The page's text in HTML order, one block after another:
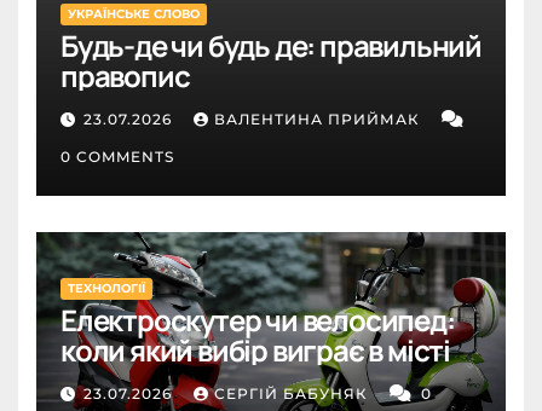
УКРАЇНСЬКЕ СЛОВО
Будь-де чи будь де: правильний
правопис
23.07.2026 ВАЛЕНТИНА ПРИЙМАК
0 COMMENTS
ТЕХНОЛОГІЇ
Електроскутер чи велосипед:
коли який вибір виграє в місті
23.07.2026 СЕРГІЙ БАБУНЯК 0